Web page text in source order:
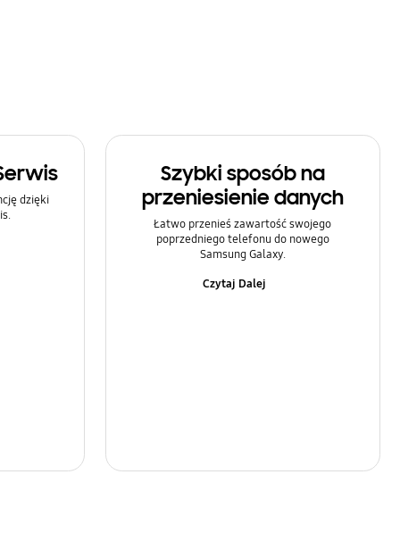
dzięki
Szybki sposób na
przeniesienie danych
Łatwo przenieś zawartość swojego
poprzedniego telefonu do nowego
Samsung Galaxy.
Czytaj Dalej